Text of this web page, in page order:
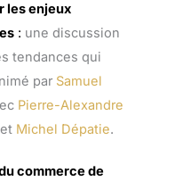
les enjeux
: une discussion
tendances qui
par Samuel
Pierre-Alexandre
et Michel Dépatie.
commerce de